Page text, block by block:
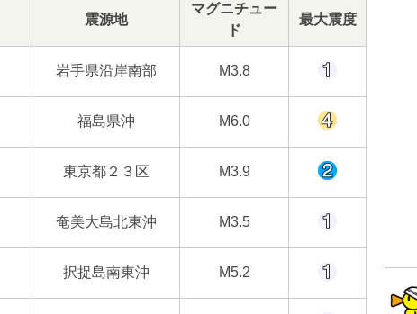
震源地
マグニチュー
ド
最大震度
岩手県沿岸南部 M3.8
福島県沖 M6.0
東京都２３区 M3.9
奄美大島北東沖 M3.5
択捉島南東沖 M5.2